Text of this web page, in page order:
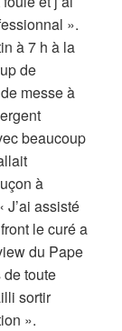
».
à 7 h à la
de
messe à
beaucoup
à
J’ai assisté
le curé a
du Pape
toute
sortir
».